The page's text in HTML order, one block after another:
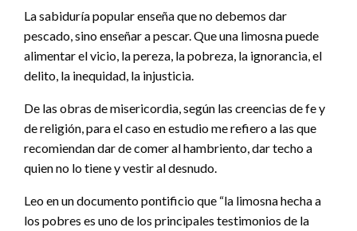
La sabiduría popular enseña que no debemos dar
pescado, sino enseñar a pescar. Que una limosna puede
alimentar el vicio, la pereza, la pobreza, la ignorancia, el
delito, la inequidad, la injusticia.
De las obras de misericordia, según las creencias de fe y
de religión, para el caso en estudio me refiero a las que
recomiendan dar de comer al hambriento, dar techo a
quien no lo tiene y vestir al desnudo.
Leo en un documento pontificio que “la limosna hecha a
los pobres es uno de los principales testimonios de la